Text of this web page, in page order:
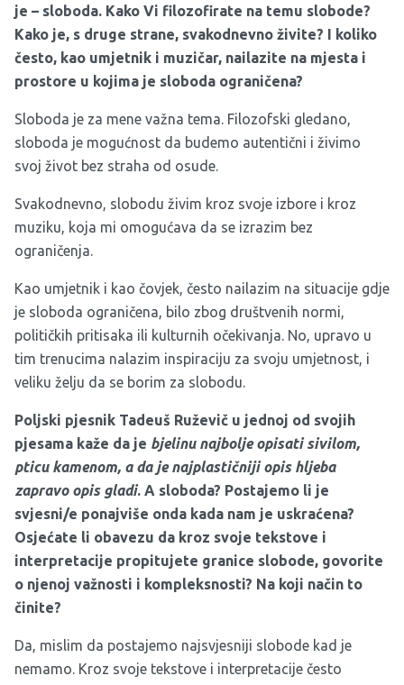
je – sloboda. Kako Vi filozofirate na temu slobode?
Kako je, s druge strane, svakodnevno živite? I koliko
često, kao umjetnik i muzičar, nailazite na mjesta i
prostore u kojima je sloboda ograničena?
Sloboda je za mene važna tema. Filozofski gledano,
sloboda je mogućnost da budemo autentični i živimo
svoj život bez straha od osude.
Svakodnevno, slobodu živim kroz svoje izbore i kroz
muziku, koja mi omogućava da se izrazim bez
ograničenja.
Kao umjetnik i kao čovjek, često nailazim na situacije gdje
je sloboda ograničena, bilo zbog društvenih normi,
političkih pritisaka ili kulturnih očekivanja. No, upravo u
tim trenucima nalazim inspiraciju za svoju umjetnost, i
veliku želju da se borim za slobodu.
Poljski pjesnik Tadeuš Ruževič u jednoj od svojih
pjesama kaže da je bjelinu najbolje opisati sivilom,
pticu kamenom, a da je najplastičniji opis hljeba
zapravo opis gladi. A sloboda? Postajemo li je
svjesni/e ponajviše onda kada nam je uskraćena?
Osjećate li obavezu da kroz svoje tekstove i
interpretacije propitujete granice slobode, govorite
o njenoj važnosti i kompleksnosti? Na koji način to
činite?
Da, mislim da postajemo najsvjesniji slobode kad je
nemamo. Kroz svoje tekstove i interpretacije često